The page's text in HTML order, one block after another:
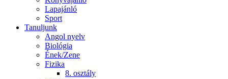
Lapajánló
Sport
Tanuljunk
Angol nyelv
Biológia
Ének/Zene
Fizika
8. osztály